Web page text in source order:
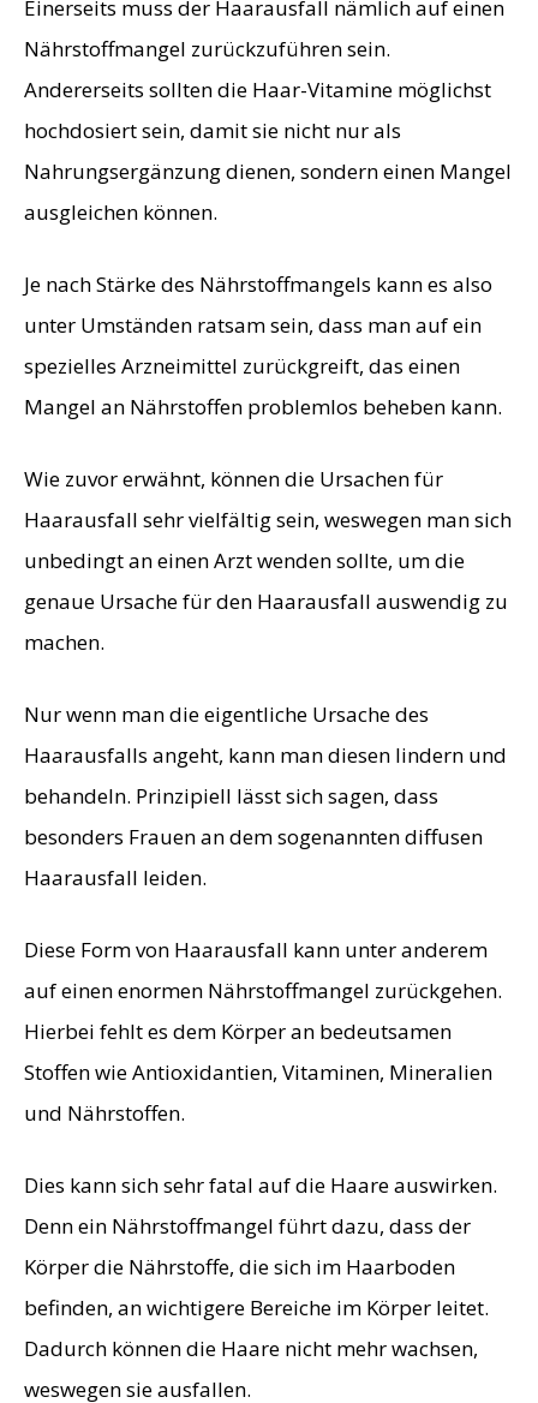
Einerseits muss der Haarausfall nämlich auf einen
Nährstoffmangel zurückzuführen sein.
Andererseits sollten die Haar-Vitamine möglichst
hochdosiert sein, damit sie nicht nur als
Nahrungsergänzung dienen, sondern einen Mangel
ausgleichen können.
Je nach Stärke des Nährstoffmangels kann es also
unter Umständen ratsam sein, dass man auf ein
spezielles Arzneimittel zurückgreift, das einen
Mangel an Nährstoffen problemlos beheben kann.
Wie zuvor erwähnt, können die Ursachen für
Haarausfall sehr vielfältig sein, weswegen man sich
unbedingt an einen Arzt wenden sollte, um die
genaue Ursache für den Haarausfall auswendig zu
machen.
Nur wenn man die eigentliche Ursache des
Haarausfalls angeht, kann man diesen lindern und
behandeln. Prinzipiell lässt sich sagen, dass
besonders Frauen an dem sogenannten diffusen
Haarausfall leiden.
Diese Form von Haarausfall kann unter anderem
auf einen enormen Nährstoffmangel zurückgehen.
Hierbei fehlt es dem Körper an bedeutsamen
Stoffen wie Antioxidantien, Vitaminen, Mineralien
und Nährstoffen.
Dies kann sich sehr fatal auf die Haare auswirken.
Denn ein Nährstoffmangel führt dazu, dass der
Körper die Nährstoffe, die sich im Haarboden
befinden, an wichtigere Bereiche im Körper leitet.
Dadurch können die Haare nicht mehr wachsen,
weswegen sie ausfallen.